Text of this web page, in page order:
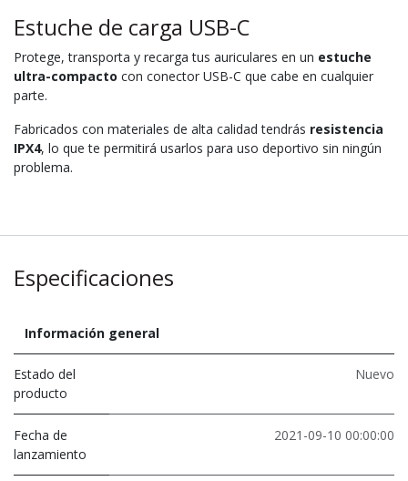
Estuche de carga USB-C
Protege, transporta y recarga tus auriculares en un estuche
ultra-compacto con conector USB-C que cabe en cualquier
parte.
Fabricados con materiales de alta calidad tendrás resistencia
IPX4, lo que te permitirá usarlos para uso deportivo sin ningún
problema.
Especificaciones
Información general
Estado del
producto
Nuevo
Fecha de
lanzamiento
2021-09-10 00:00:00